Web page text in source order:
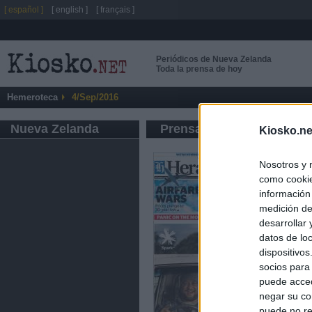
Nosotros y
como
medición
desarrollar
datos de
socios
puede
negar su
Periódicos de Nueva Zelanda
Toda la prensa de hoy
Hemeroteca 4/Sep/2016
Nueva Zelanda Prensa de Información
[ español ] [ english ] [ français ]